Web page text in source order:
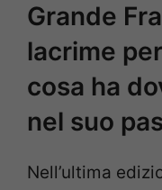
Grande
lacrime
cosa ha
nel suo
Nell’ultima